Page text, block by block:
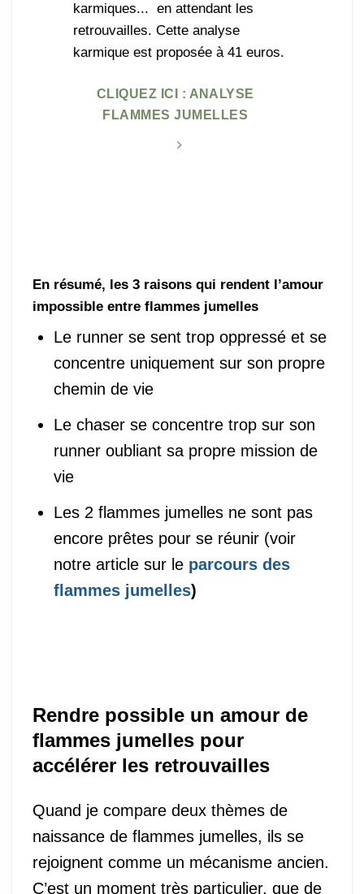
karmiques... en attendant les
retrouvailles. Cette analyse
karmique est proposée à 41 euros.
CLIQUEZ ICI : ANALYSE
FLAMMES JUMELLES
En résumé, les 3 raisons qui rendent l’amour
impossible entre flammes jumelles
Le runner se sent trop oppressé et se
concentre uniquement sur son propre
chemin de vie
Le chaser se concentre trop sur son
runner oubliant sa propre mission de
vie
Les 2 flammes jumelles ne sont pas
encore prêtes pour se réunir (voir
notre article sur le parcours des
flammes jumelles)
Rendre possible un amour de
flammes jumelles pour
accélérer les retrouvailles
Quand je compare deux thèmes de
naissance de flammes jumelles, ils se
rejoignent comme un mécanisme ancien.
C’est un moment très particulier, que de